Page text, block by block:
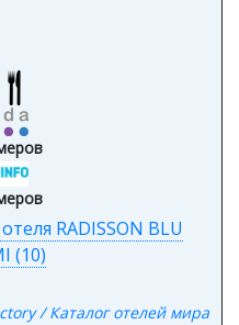
RADISSON BLU
(10)
/ Каталог отелей мира